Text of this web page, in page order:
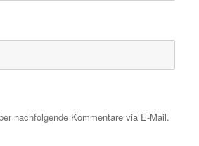
nachfolgende Kommentare via E-Mail.